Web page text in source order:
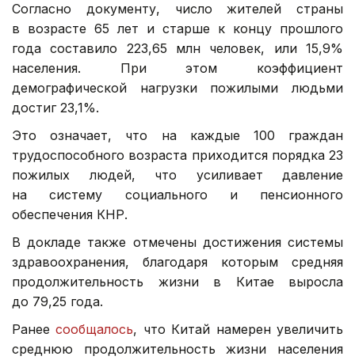
Согласно документу, число жителей страны
в возрасте 65 лет и старше к концу прошлого
года составило 223,65 млн человек, или 15,9%
населения. При этом коэффициент
демографической нагрузки пожилыми людьми
достиг 23,1%.
Это означает, что на каждые 100 граждан
трудоспособного возраста приходится порядка 23
пожилых людей, что усиливает давление
на систему социального и пенсионного
обеспечения КНР.
В докладе также отмечены достижения системы
здравоохранения, благодаря которым средняя
продолжительность жизни в Китае выросла
до 79,25 года.
Ранеесообщалось, что Китай намерен увеличить
среднюю продолжительность жизни населения